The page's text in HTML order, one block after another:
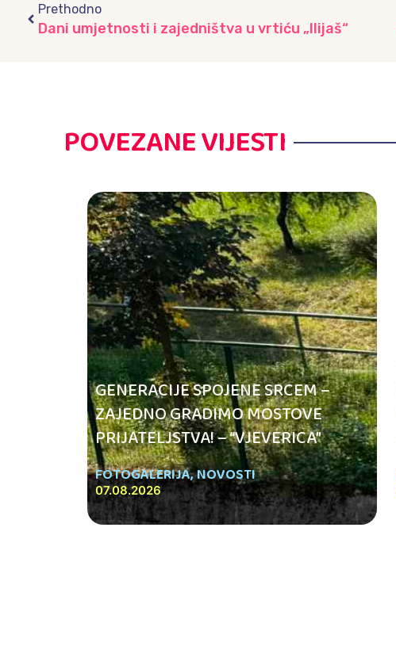
Prethodno
Dani umjetnosti i zajedništva u vrtiću „Ilijaš“
POVEZANE VIJESTI
GENERACIJE SPOJENE SRCEM –
ZAJEDNO GRADIMO MOSTOVE
PRIJATELJSTVA! – “VJEVERICA”
FOTOGALERIJA,NOVOSTI
07.08.2026